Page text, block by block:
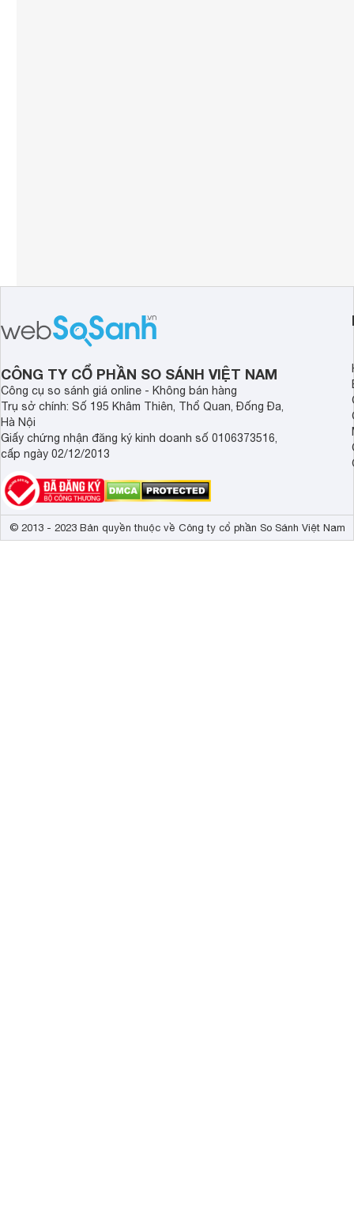
CÔNG TY CỔ PHẦN SO SÁNH VIỆT NAM
Công cụ so sánh giá online - Không bán hàng
Trụ sở chính: Số 195 Khâm Thiên, Thổ Quan, Đống Đa,
Hà Nội
Giấy chứng nhận đăng ký kinh doanh số 0106373516,
cấp ngày 02/12/2013
© 2013 - 2023 Bản quyền thuộc về Công ty cổ phần So Sánh Việt Nam